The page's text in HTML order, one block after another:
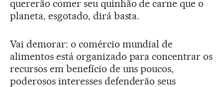
quererão comer seu quinhão de carne que o
planeta, esgotado, dirá basta.
Vai demorar: o comércio mundial de
alimentos está organizado para concentrar os
recursos em benefício de uns poucos,
poderosos interesses defenderão seus